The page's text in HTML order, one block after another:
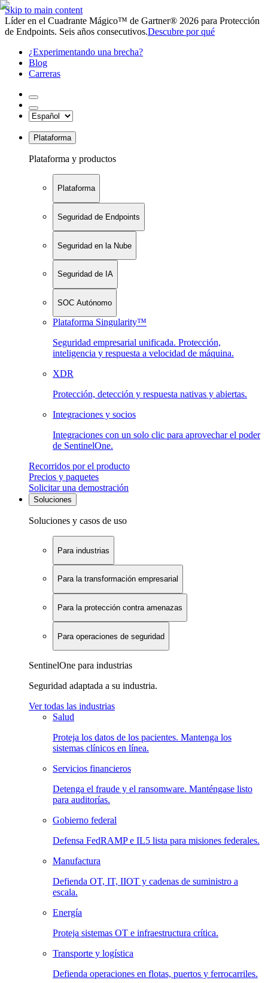
Skip to main content
Líder en el Cuadrante Mágico™ de Gartner® 2026 para Protección
de Endpoints. Seis años consecutivos.Descubre por qué
¿Experimentando una brecha?
Blog
Carreras
Plataforma
Plataforma y productos
Plataforma
Seguridad de Endpoints
Seguridad en la Nube
Seguridad de IA
SOC Autónomo
Plataforma Singularity™
Seguridad empresarial unificada. Protección,
inteligencia y respuesta a velocidad de máquina.
XDR
Protección, detección y respuesta nativas y abiertas.
Integraciones y socios
Integraciones con un solo clic para aprovechar el poder
de SentinelOne.
Recorridos por el producto
Precios y paquetes
Solicitar una demostración
Soluciones
Soluciones y casos de uso
Para industrias
Para la transformación empresarial
Para la protección contra amenazas
Para operaciones de seguridad
SentinelOne para industrias
Seguridad adaptada a su industria.
Ver todas las industrias
Salud
Proteja los datos de los pacientes. Mantenga los
sistemas clínicos en línea.
Servicios financieros
Detenga el fraude y el ransomware. Manténgase listo
para auditorías.
Gobierno federal
Defensa FedRAMP e IL5 lista para misiones federales.
Manufactura
Defienda OT, IT, IIOT y cadenas de suministro a
escala.
Energía
Proteja sistemas OT e infraestructura crítica.
Transporte y logística
Defienda operaciones en flotas, puertos y ferrocarriles.